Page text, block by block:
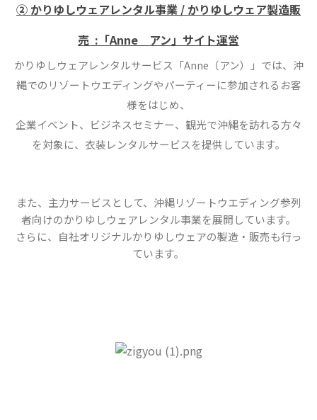
② かりゆしウェアレンタル事業 / かりゆしウェア製造販
売 :「Anne アン」サイト運営
かりゆしウェアレンタルサービス「Anne（アン）」では、沖
縄でのリゾートウエディングやパーティーに参加されるお客
様をはじめ、
企業イベント、ビジネスセミナー、観光で沖縄を訪れる方々
を対象に、衣装レンタルサービスを提供しています。
また、主力サービスとして、沖縄リゾートウエディング参列
者向けのかりゆしウェアレンタル事業を展開しています。
さらに、自社オリジナルかりゆしウェアの製造・販売も行っ
ています。